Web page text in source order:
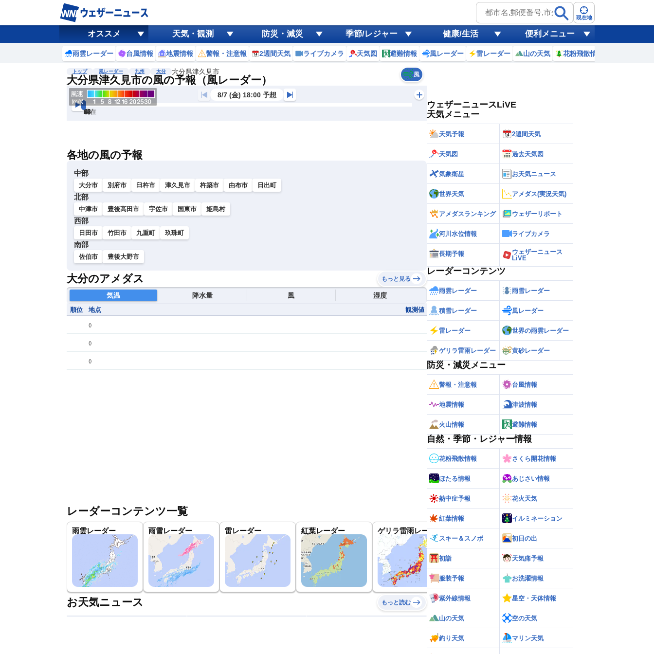
現在地
オススメ 天気・観測 防災・減災 季節/レジャー 健康/生活 便利メニュー
雨雲レーダー 台風情報 地震情報 警報・注意報 2週間天気 ライブカメラ 天気図 避難情報 風レーダー 雷レーダー 山の天気 花粉飛散情報
トップ 風レーダー 九州 大分 大分県津久見市
大分県津久見市の風の予報（風レーダー） 風
風
黄砂
天気 台風
8/7 (金) 18:00 予想
現在
6h
12
24
36
48
60
72
各地の風の予報
中部
大分市 別府市 臼杵市 津久見市 杵築市 由布市 日出町
北部
中津市 豊後高田市 宇佐市 国東市 姫島村
西部
日田市 竹田市 九重町 玖珠町
南部
佐伯市 豊後大野市
大分のアメダス もっと見る
気温 降水量 風 湿度
順位 地点 観測値
()
()
()
レーダーコンテンツ一覧
雨雲レーダー 雨雪レーダー 雷レーダー 紅葉レーダー ゲリラ雷雨レーダー 世界の雨雲レーダー
お天気ニュース もっと読む
ウェザーニュースLiVE
天気メニュー
天気予報 2週間天気
天気図 過去天気図
気象衛星 お天気ニュース
世界天気 アメダス(実況天気)
アメダスランキング ウェザーリポート
河川水位情報 ライブカメラ
長期予報
ウェザーニュース
LiVE
レーダーコンテンツ
雨雲レーダー 雨雪レーダー
積雪レーダー 風レーダー
雷レーダー 世界の雨雲レーダー
ゲリラ雷雨レーダー 黄砂レーダー
防災・減災メニュー
警報・注意報 台風情報
地震情報 津波情報
火山情報 避難情報
自然・季節・レジャー情報
花粉飛散情報 さくら開花情報
ほたる情報 あじさい情報
熱中症予報 花火天気
紅葉情報 イルミネーション
スキー＆スノボ 初日の出
初詣 天気痛予報
服装予報 お洗濯情報
紫外線情報 星空・天体情報
山の天気 空の天気
釣り天気 マリン天気